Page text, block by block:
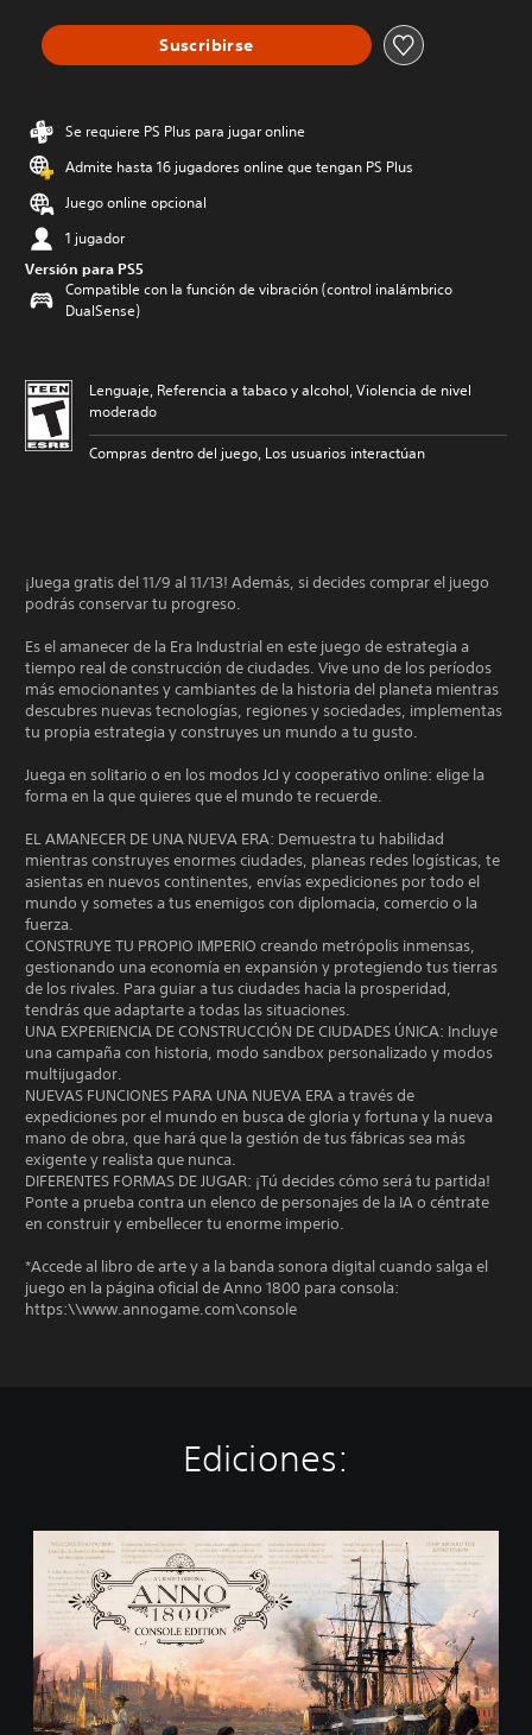
Suscribirse
Se requiere PS Plus para jugar online
Admite hasta 16 jugadores online que tengan PS Plus
Juego online opcional
1 jugador
Versión para PS5
Compatible con la función de vibración (control inalámbrico
DualSense)
Lenguaje, Referencia a tabaco y alcohol, Violencia de nivel
moderado
Compras dentro del juego, Los usuarios interactúan
¡Juega gratis del 11/9 al 11/13! Además, si decides comprar el juego
podrás conservar tu progreso.
Es el amanecer de la Era Industrial en este juego de estrategia a
tiempo real de construcción de ciudades. Vive uno de los períodos
más emocionantes y cambiantes de la historia del planeta mientras
descubres nuevas tecnologías, regiones y sociedades, implementas
tu propia estrategia y construyes un mundo a tu gusto.
Juega en solitario o en los modos JcJ y cooperativo online: elige la
forma en la que quieres que el mundo te recuerde.
EL AMANECER DE UNA NUEVA ERA: Demuestra tu habilidad
mientras construyes enormes ciudades, planeas redes logísticas, te
asientas en nuevos continentes, envías expediciones por todo el
mundo y sometes a tus enemigos con diplomacia, comercio o la
fuerza.
CONSTRUYE TU PROPIO IMPERIO creando metrópolis inmensas,
gestionando una economía en expansión y protegiendo tus tierras
de los rivales. Para guiar a tus ciudades hacia la prosperidad,
tendrás que adaptarte a todas las situaciones.
UNA EXPERIENCIA DE CONSTRUCCIÓN DE CIUDADES ÚNICA: Incluye
una campaña con historia, modo sandbox personalizado y modos
multijugador.
NUEVAS FUNCIONES PARA UNA NUEVA ERA a través de
expediciones por el mundo en busca de gloria y fortuna y la nueva
mano de obra, que hará que la gestión de tus fábricas sea más
exigente y realista que nunca.
DIFERENTES FORMAS DE JUGAR: ¡Tú decides cómo será tu partida!
Ponte a prueba contra un elenco de personajes de la IA o céntrate
en construir y embellecer tu enorme imperio.
*Accede al libro de arte y a la banda sonora digital cuando salga el
juego en la página oficial de Anno 1800 para consola:
https:\\www.annogame.com\console
Ediciones:
a
r
d
E